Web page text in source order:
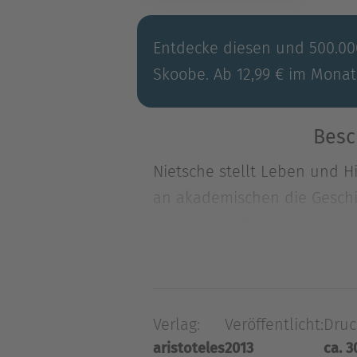
Entdecke diesen und
Skoobe. Ab 12,99 € im
Nietsche stellt Leben und
an akademischen die
an akademischen die
Über Friedrich Nietzsche
Verlag:
aristoteles
Veröffentlicht:
2013 ca.